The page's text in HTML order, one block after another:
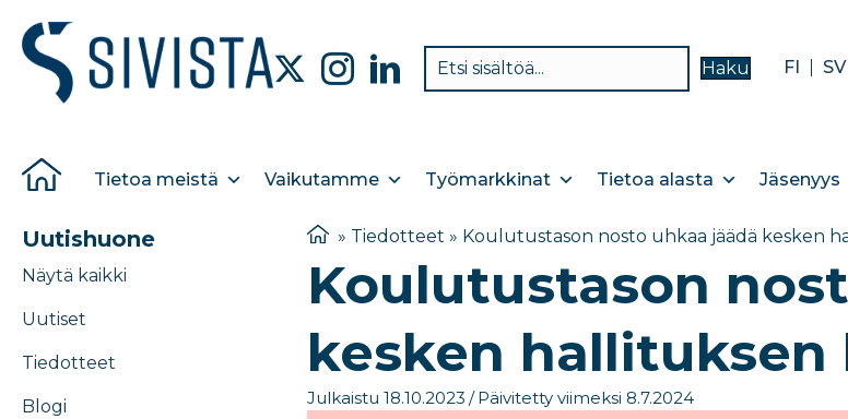
Haku FI SV
Tietoa meistä Vaikutamme Työmarkkinat Tietoa alasta Jäsenyys
Uutishuone
Näytä kaikki
Uutiset
Tiedotteet
Blogi
» Tiedotteet » Koulutustason nosto uhkaa jäädä kesken
Koulutustason
kesken hallituksen
Julkaistu 18.10.2023 / Päivitetty viimeksi 8.7.2024